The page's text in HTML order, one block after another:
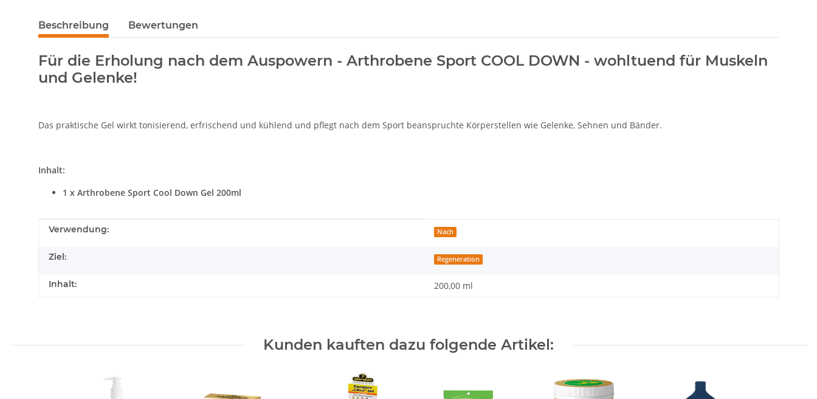
Beschreibung Bewertungen
Für die Erholung nach dem Auspowern - Arthrobene Sport COOL DOWN - wohltuend für Muskeln
und Gelenke!
Das praktische Gel wirkt tonisierend, erfrischend und kühlend und pflegt nach dem Sport beanspruchte Körperstellen wie Gelenke, Sehnen und Bänder.
Inhalt:
1 x Arthrobene Sport Cool Down Gel 200ml
Produkteigenschaft
Wert
Verwendung: Nach
Ziel: Regeneration
Inhalt: 200,00 ml
Kunden kauften dazu folgende Artikel: